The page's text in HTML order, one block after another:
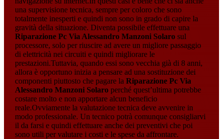
una supervisione tecnica, sempre per coloro che sono
totalmente inesperti e quindi non sono in grado di capire la
gravità della situazione. Diventa possibile effettuare una
Riparazione Pc Via Alessandro Manzoni Solarosul
processore, solo per riuscire ad avere un migliore passaggio
di elettricità nei circuiti e quindi migliorare le
prestazioni.Tuttavia, quando essi sono vecchia già di 8 anni,
allora è opportuno inizia a pensare ad una sostituzione dei
componenti piuttosto che pagare la Riparazione Pc Via
Alessandro Manzoni Solaroperché quest’ultima potrebbe
costare molto e non apportare alcun beneficio
reale.Ovviamente la valutazione tecnica deve avvenire in
modo professionale. Un tecnico potrà comunque consigliarvi
il da farsi e quindi effettuare anche dei preventivi che poi
sono utili per valutare i costi e le spese da affrontare.